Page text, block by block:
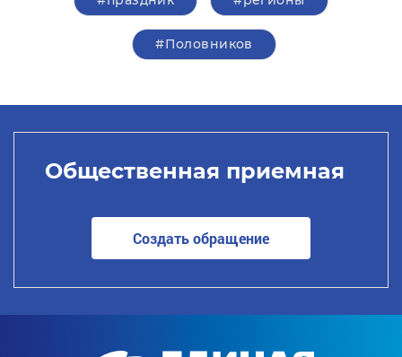
#Половников
Общественная приемная
Создать обращение